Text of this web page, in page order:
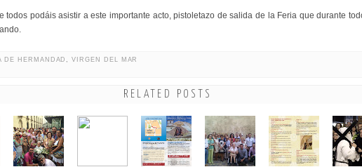
todos podáis asistir a este importante acto, pistoletazo de salida de la Feria que durante
DE HERMANDAD ,VIRGEN DEL MAR
RELATED POSTS